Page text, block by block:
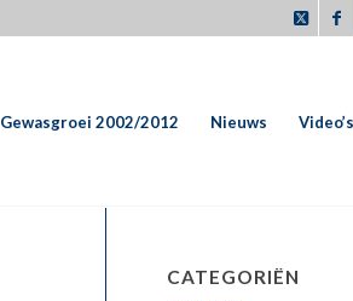
Gewasgroei 2002/2012 Nieuws Video’s
CATEGORIËN